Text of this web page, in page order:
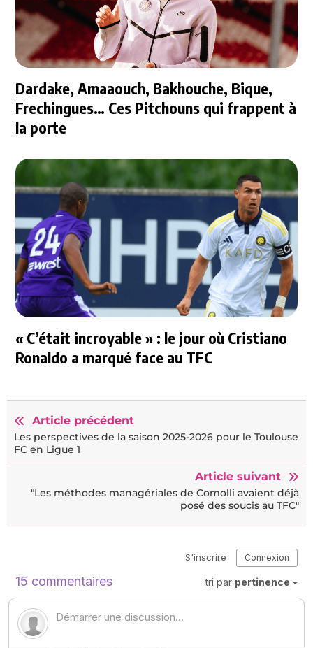
Dardake, Amaaouch, Bakhouche, Bique,
Frechingues… Ces Pitchouns qui frappent à
la porte
« C’était incroyable » : le jour où Cristiano
Ronaldo a marqué face au TFC
Article précédent
Les perspectives de la saison 2025-2026 pour le Toulouse
FC en Ligue 1
Article suivant
"Les méthodes managériales de Comolli avaient déjà
posé des soucis au TFC"